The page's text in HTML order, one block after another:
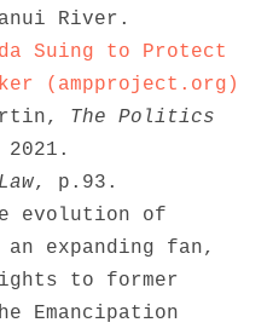
Suing to Protect
(ampproject.org)
The Politics
evolution of
expanding fan,
to former
Emancipation